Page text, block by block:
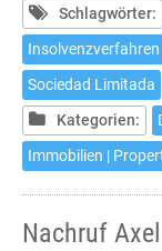
Schlagwörter:
Insolvenzverfahren
Sociedad Limitada
Kategorien:
Immobilien |
Nachruf